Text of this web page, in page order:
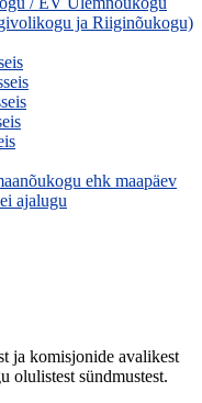
ja Riiginõukogu)
ehk maapäev
ajalugu
ja komisjonide avalikest
olulistest sündmustest.